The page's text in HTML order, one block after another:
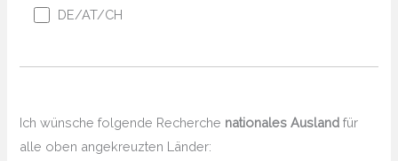
DE/AT/CH
Ich wünsche folgende Recherche nationales Ausland für
alle oben angekreuzten Länder: